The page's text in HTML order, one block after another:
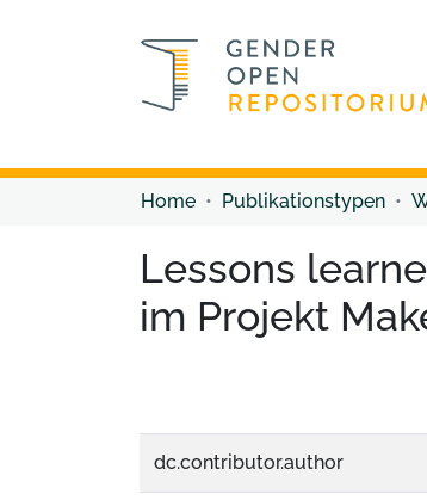
Home Publikationstypen
Lessons
im Projekt
dc.contributor.author